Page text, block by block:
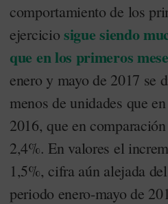
comportamiento de los
ejercicio sigue siendo
que en los primeros
enero y mayo de 2017 se
menos de unidades que
2016, que en
2,4%. En valores el
1,5%, cifra aún alejada
periodo enero-mayo de